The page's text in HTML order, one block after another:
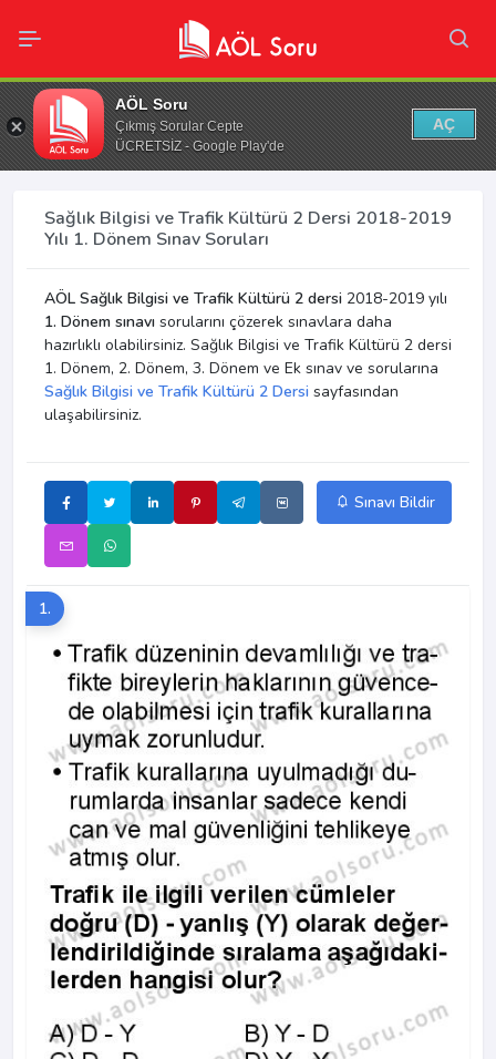
AÖL Soru
Çıkmış Sorular Cepte
ÜCRETSİZ - Google Play'de
AÇ
Sağlık Bilgisi ve Trafik Kültürü 2 Dersi 2018-2019
Yılı 1. Dönem Sınav Soruları
AÖL Sağlık Bilgisi ve Trafik Kültürü 2 dersi 2018-2019 yılı
1. Dönem sınavı sorularını çözerek sınavlara daha
hazırlıklı olabilirsiniz. Sağlık Bilgisi ve Trafik Kültürü 2 dersi
1. Dönem, 2. Dönem, 3. Dönem ve Ek sınav ve sorularına
Sağlık Bilgisi ve Trafik Kültürü 2 Dersi sayfasından
ulaşabilirsiniz.
Sınavı Bildir
1.